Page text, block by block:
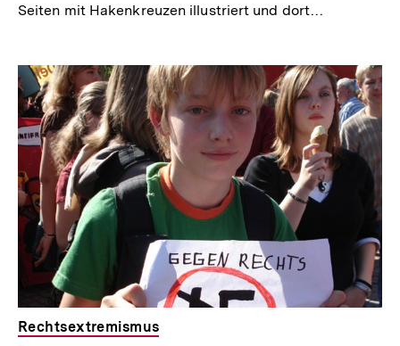
Seiten mit Hakenkreuzen illustriert und dort…
Rechtsextremismus